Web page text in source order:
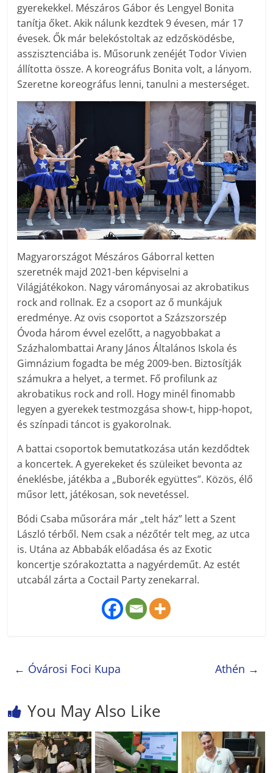
gyerekekkel. Mészáros Gábor és Lengyel Bonita
tanítja őket. Akik nálunk kezdtek 9 évesen, már 17
évesek. Ők már belekóstoltak az edzősködésbe,
asszisztenciába is. Műsorunk zenéjét Todor Vivien
állította össze. A koreográfus Bonita volt, a lányom.
Szeretne koreográfus lenni, tanulni a mesterséget.
Magyarországot Mészáros Gáborral ketten
szeretnék majd 2021-ben képviselni a
Világjátékokon. Nagy várományosai az akrobatikus
rock ­and ­roll­nak. Ez a csoport az ő munkájuk
eredménye. Az ovis csoportot a Százszorszép
Óvoda három évvel ezelőtt, a nagyobbakat a
Százhalombattai Arany János Általános Iskola és
Gimnázium fogadta be még 2009-ben. Biztosítják
számukra a helyet, a termet. Fő profilunk az
akrobatikus rock and roll. Hogy minél finomabb
legyen a gyerekek testmozgása show-t, hipp-hopot,
és színpadi táncot is gyakorolnak.
A battai csoportok bemutatkozása után kezdődtek
a koncertek. A gyerekeket és szüleiket bevonta az
éneklésbe, játékba a „Buborék együttes”. Közös, élő
műsor lett, játékosan, sok nevetéssel.
Bódi Csaba műsorára már „telt ház” lett a Szent
László térből. Nem csak a nézőtér telt meg, az utca
is. Utána az Abbabák előadása és az Exotic
koncertje szórakoztatta a nagyérdeműt. Az estét
utcabál zárta a Coctail Party zenekarral.
← Óvárosi Foci Kupa Athén →
You May Also Like